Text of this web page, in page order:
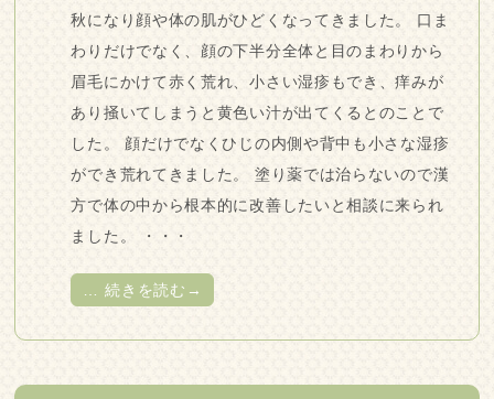
秋になり顔や体の肌がひどくなってきました。 口ま
わりだけでなく、顔の下半分全体と目のまわりから
眉毛にかけて赤く荒れ、小さい湿疹もでき、痒みが
あり掻いてしまうと黄色い汁が出てくるとのことで
した。 顔だけでなくひじの内側や背中も小さな湿疹
ができ荒れてきました。 塗り薬では治らないので漢
方で体の中から根本的に改善したいと相談に来られ
ました。 ・・・
… 続きを読む→